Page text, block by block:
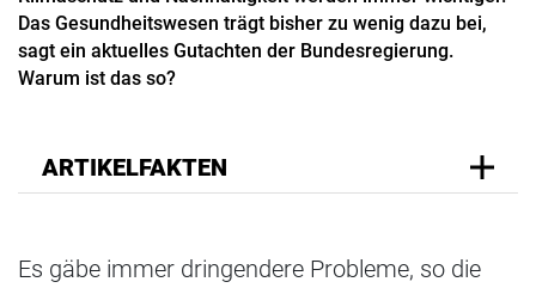
Das Gesundheitswesen trägt bisher zu wenig dazu bei,
sagt ein aktuelles Gutachten der Bundesregierung.
Warum ist das so?
ARTIKELFAKTEN
Es gäbe immer dringendere Probleme, so die